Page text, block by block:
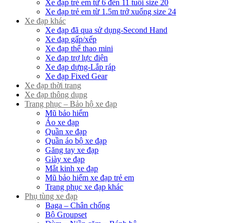
Xe đạp trẻ em từ 6 đến 11 tuổi size 20
Xe đạp trẻ em từ 1.5m trở xuống size 24
Xe đạp khác
Xe đạp đã qua sử dụng-Second Hand
Xe đạp gấp/xếp
Xe đạp thể thao mini
Xe đạp trợ lực điện
Xe đạp dựng-Lắp ráp
Xe đạp Fixed Gear
Xe đạp thời trang
Xe đạp thông dụng
Trang phục – Bảo hộ xe đạp
Mũ bảo hiểm
Áo xe đạp
Quần xe đạp
Quần áo bộ xe đạp
Găng tay xe đạp
Giày xe đạp
Mắt kinh xe đạp
Mũ bảo hiểm xe đạp trẻ em
Trang phục xe đạp khác
Phụ tùng xe đạp
Baga – Chân chống
Bộ Groupset